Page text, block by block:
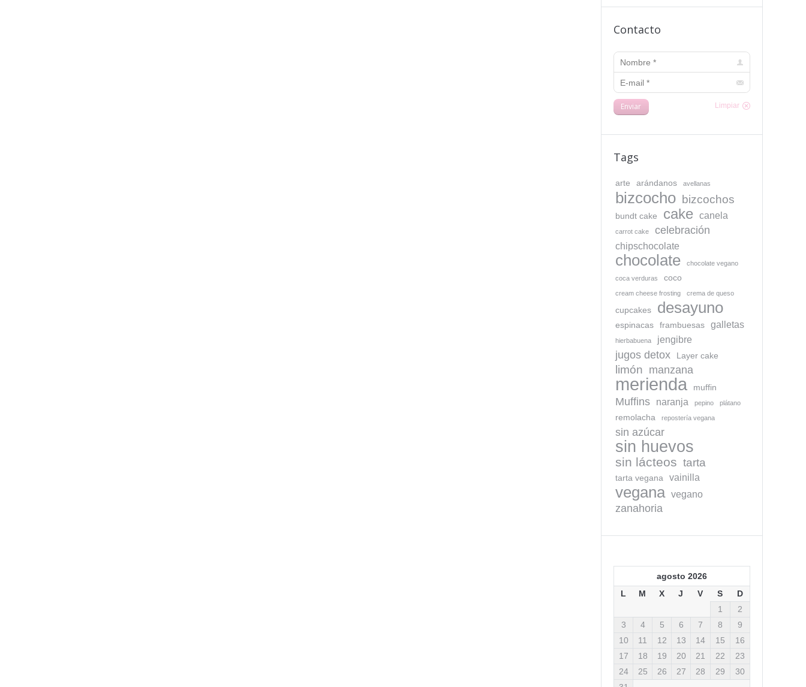
Contacto
Nombre *
E-mail *
Enviar Limpiar
Tags
arte arándanos avellanas
bizcocho bizcochos
bundt cake cake canela
carrot cake celebración
chipschocolate
chocolate chocolate vegano
coca verduras coco
cream cheese frosting crema de queso
cupcakes desayuno
espinacas frambuesas galletas
hierbabuena jengibre
jugos detox Layer cake
limón manzana
merienda muffin
Muffins naranja pepino plátano
remolacha repostería vegana
sin azúcar
sin huevos
sin lácteos tarta
tarta vegana vainilla
vegana vegano
zanahoria
agosto 2026
L
M X J V S
D
1
2
3
4 5 6 7 8
9
10
11 12 13 14 15
16
17
18 19 20 21 22
23
24
25 26 27 28 29
30